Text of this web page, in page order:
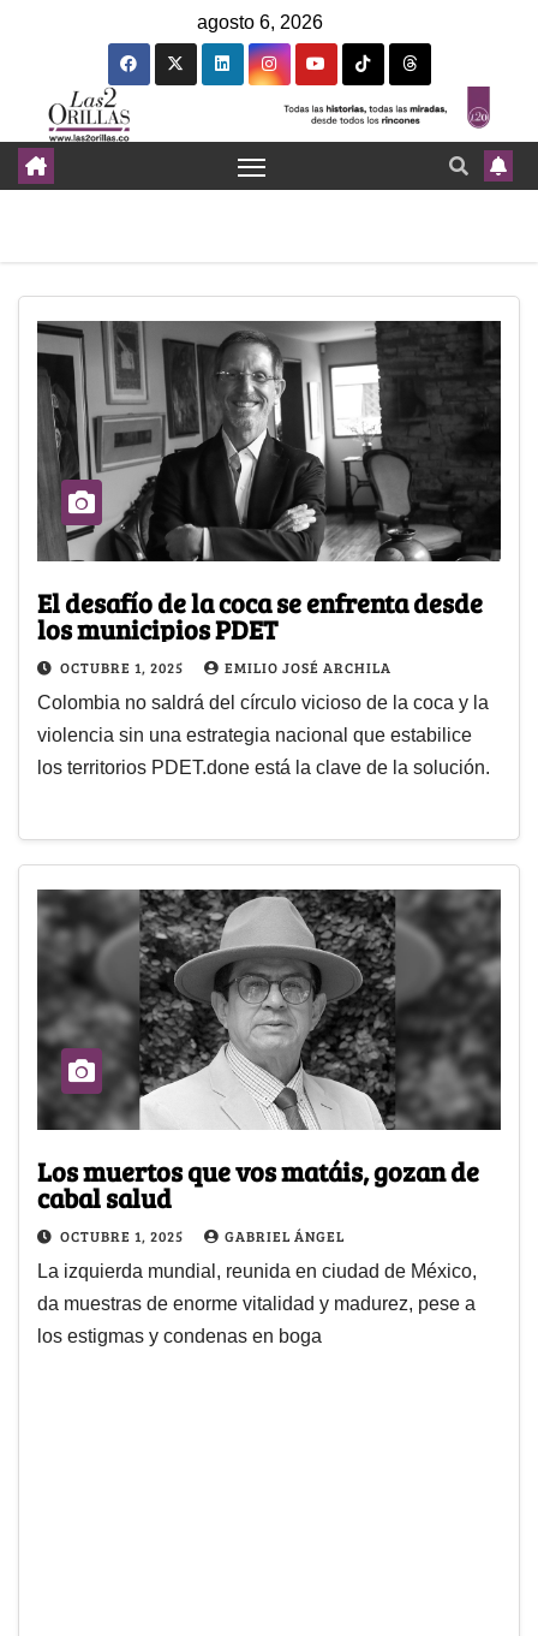
agosto 6, 2026
El desafío de la coca se enfrenta desde
los municipios PDET
OCTUBRE 1, 2025 EMILIO JOSÉ ARCHILA
Colombia no saldrá del círculo vicioso de la coca y la
violencia sin una estrategia nacional que estabilice
los territorios PDET.done está la clave de la solución.
Los muertos que vos matáis, gozan de
cabal salud
OCTUBRE 1, 2025 GABRIEL ÁNGEL
La izquierda mundial, reunida en ciudad de México,
da muestras de enorme vitalidad y madurez, pese a
los estigmas y condenas en boga